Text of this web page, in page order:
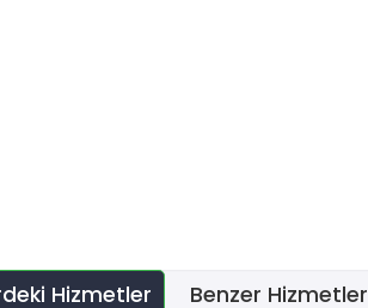
Hizmetler Benzer Hizmetler